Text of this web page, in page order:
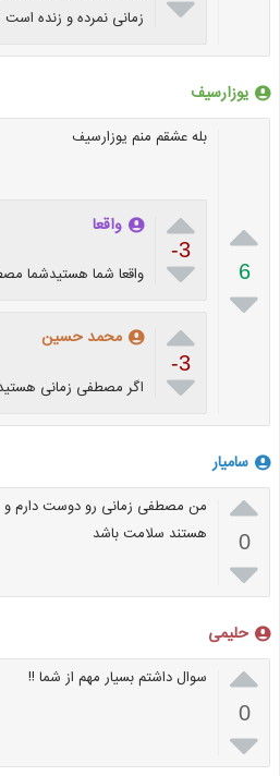
زمانی نمرده و زنده است
یوزارسیف

6

بله عشقم منم یوزارسیف

-3

واقعا
واقعا شما هستیدشما

-3

محمد حسین
اگر مصطفی زمانی
سامیار

0

من مصطفی زمانی رو دوست دارم و
هستند سلامت باشد
حلیمی

0

سوال داشتم بسیار مهم از شما !!